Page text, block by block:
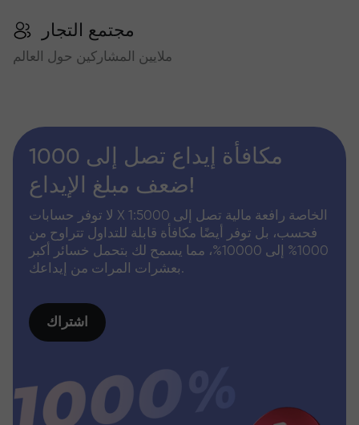
مجتمع التجار
ملايين المشاركين حول العالم
مكافأة إيداع تصل إلى 1000
ضعف مبلغ الإيداع!
لا توفر حسابات X الخاصة رافعة مالية تصل إلى 1:5000
فحسب، بل توفر أيضًا مكافأة قابلة للتداول تتراوح من
1000% إلى 10000%، مما يسمح لك بتحمل خسائر أكبر
بعشرات المرات من إيداعك.
اشتراك